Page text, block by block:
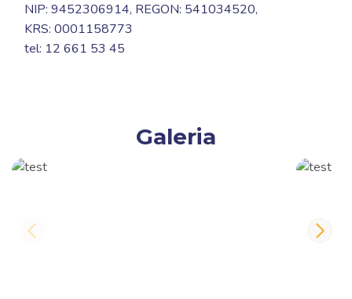
NIP: 9452306914, REGON: 541034520,
KRS: 0001158773
tel: 12 661 53 45
Galeria